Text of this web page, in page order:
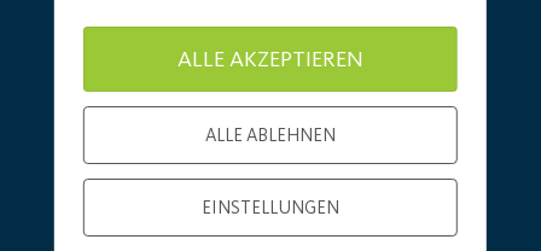
ALLE AKZEPTIEREN
ALLE ABLEHNEN
EINSTELLUNGEN